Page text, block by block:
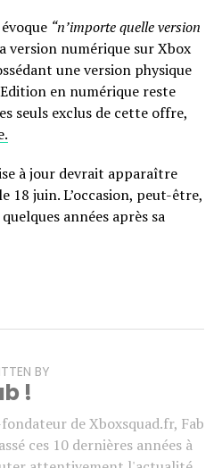
“n’importe quelle version
version numérique sur Xbox
une version physique
en numérique reste
seuls exclus de cette offre,
à jour devrait apparaître
18 juin. L’occasion, peut-être,
années après sa
BY
!
de Xboxsquad.fr, Fab
ces 10 dernières années à